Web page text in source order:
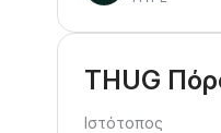
THUG
Ιστότοπος